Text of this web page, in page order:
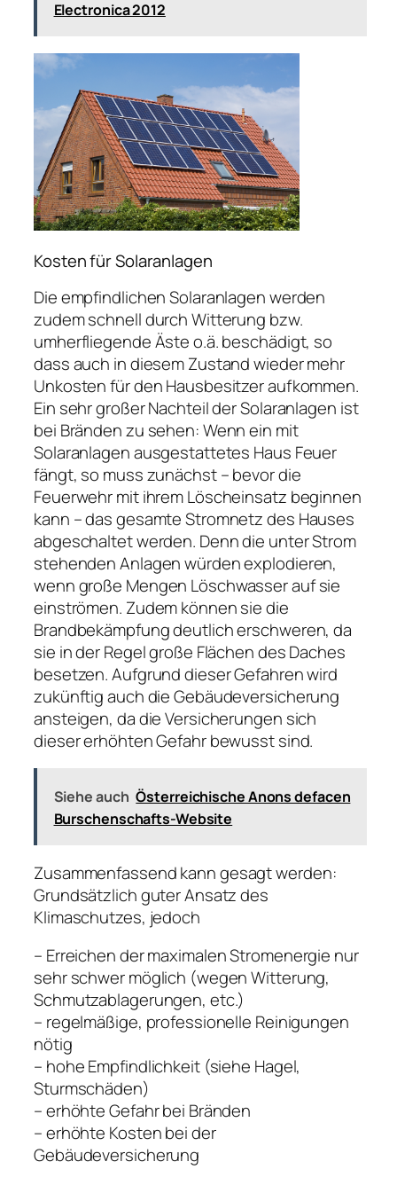
Electronica 2012
Kosten für Solaranlagen
Die empfindlichen Solaranlagen werden
zudem schnell durch Witterung bzw.
umherfliegende Äste o.ä. beschädigt, so
dass auch in diesem Zustand wieder mehr
Unkosten für den Hausbesitzer aufkommen.
Ein sehr großer Nachteil der Solaranlagen ist
bei Bränden zu sehen: Wenn ein mit
Solaranlagen ausgestattetes Haus Feuer
fängt, so muss zunächst – bevor die
Feuerwehr mit ihrem Löscheinsatz beginnen
kann – das gesamte Stromnetz des Hauses
abgeschaltet werden. Denn die unter Strom
stehenden Anlagen würden explodieren,
wenn große Mengen Löschwasser auf sie
einströmen. Zudem können sie die
Brandbekämpfung deutlich erschweren, da
sie in der Regel große Flächen des Daches
besetzen. Aufgrund dieser Gefahren wird
zukünftig auch die Gebäudeversicherung
ansteigen, da die Versicherungen sich
dieser erhöhten Gefahr bewusst sind.
Siehe auch Österreichische Anons defacen
Burschenschafts-Website
Zusammenfassend kann gesagt werden:
Grundsätzlich guter Ansatz des
Klimaschutzes, jedoch
– Erreichen der maximalen Stromenergie nur
sehr schwer möglich (wegen Witterung,
Schmutzablagerungen, etc.)
– regelmäßige, professionelle Reinigungen
nötig
– hohe Empfindlichkeit (siehe Hagel,
Sturmschäden)
– erhöhte Gefahr bei Bränden
– erhöhte Kosten bei der
Gebäudeversicherung